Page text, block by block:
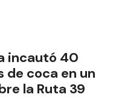
incautó 40
de coca en un
la Ruta 39